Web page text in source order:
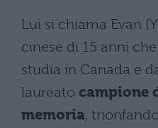
Lui si chiama Evan
cinese di 15 anni
studia in Canada e
laureato campione
memoria,